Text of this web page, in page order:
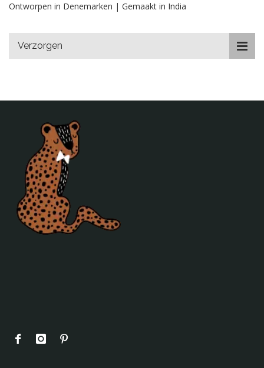
Ontworpen in Denemarken | Gemaakt in India
Verzorgen